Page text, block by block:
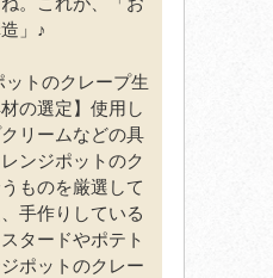
」♪
ットのクレープ生
の選定】使用し
リームなどの具
ンジポットのク
ものを厳選して
手作りしている
タードやポテト
ポットのクレー